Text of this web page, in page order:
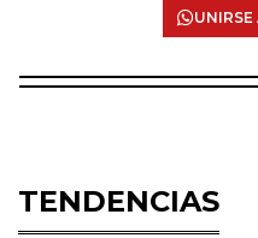
TENDENCIAS